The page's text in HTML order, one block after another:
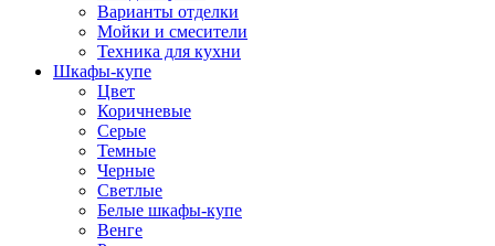
Варианты отделки
Мойки и смесители
Техника для кухни
Шкафы-купе
Цвет
Коричневые
Серые
Темные
Черные
Светлые
Белые шкафы-купе
Венге